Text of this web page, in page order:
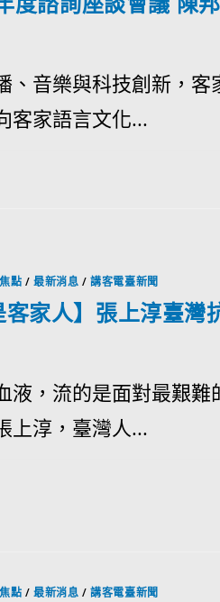
、音樂與科技創新，
客家語言文化...
點 /最新消息 /講客電臺新聞
客家人】張上淳臺
液，流的是面對最艱
上淳，臺灣人...
點 /最新消息 /講客電臺新聞